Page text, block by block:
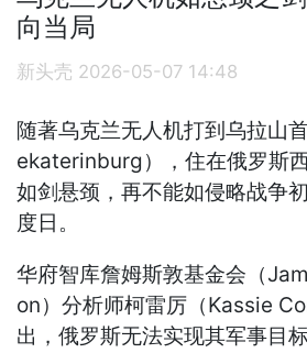
向当局
新头壳 2026-05-07 14:48
随著乌克兰无人机打到乌拉山
ekaterinburg），住在俄罗斯
如剑悬颈，再不能如侵略战争
度日。
华府智库詹姆斯敦基金会（
on）分析师柯雷厉（Kassie
出，俄罗斯无法实现其军事目